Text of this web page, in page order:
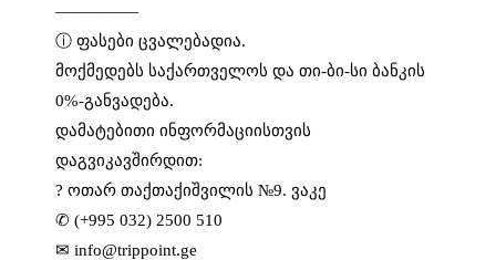
—————
ⓘ ფასები ცვალებადია.
მოქმედებს საქართველოს და თი-ბი-სი ბანკის
0%-განვადება.
დამატებითი ინფორმაციისთვის
დაგვიკავშირდით:
? ოთარ თაქთაქიშვილის №9. ვაკე
✆ (+995 032) 2500 510
✉ info@trippoint.ge